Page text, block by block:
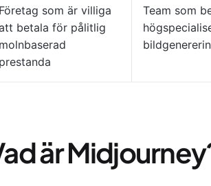
Företag som är villiga
betala för pålitlig
molnbaserad
prestanda
Team som
är